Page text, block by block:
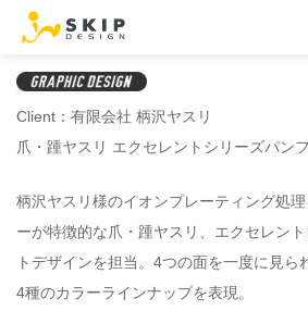
Client：有限会社 柄沢ヤスリ
爪・踵ヤスリ エクセレントシリーズパン
柄沢ヤスリ様のイオンプレーティング処
ーが特徴的な爪・踵ヤスリ、エクセレン
トデザインを担当。4つの面を一度に見ら
4種のカラーラインナップを表現。